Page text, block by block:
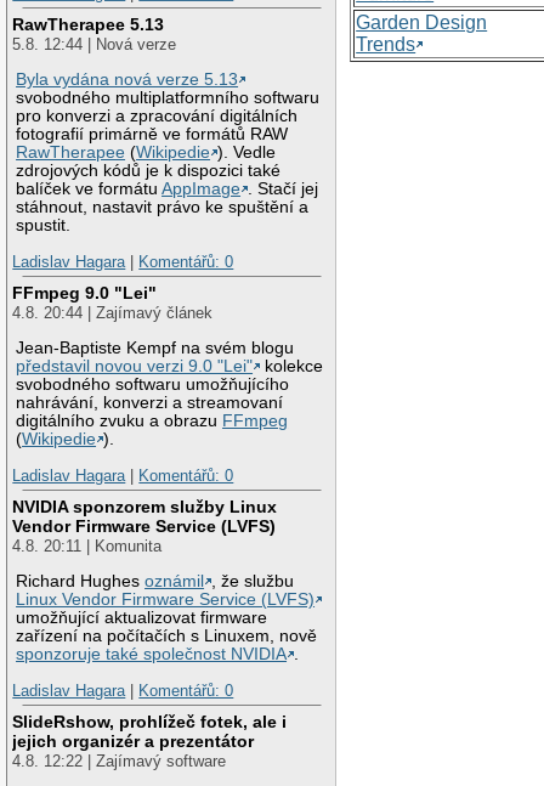
RawTherapee 5.13
5.8. 12:44 | Nová verze
Byla vydána nová verze 5.13
svobodného multiplatformního softwaru
pro konverzi a zpracování digitálních
fotografií primárně ve formátů RAW
RawTherapee (Wikipedie ). Vedle
zdrojových kódů je k dispozici také
balíček ve formátuAppImage . Stačí jej
stáhnout, nastavit právo ke spuštění a
spustit.
Ladislav Hagara
Komentářů: 0
FFmpeg 9.0 "Lei"
4.8. 20:44 | Zajímavý článek
Jean-Baptiste Kempf na svém blogu
představil novou verzi 9.0 "Lei"
kolekce
svobodného softwaru umožňujícího
nahrávání, konverzi a streamovaní
digitálního zvuku a obrazu FFmpeg
(Wikipedie ).
Ladislav Hagara
Komentářů: 0
NVIDIA sponzorem služby Linux
Vendor Firmware Service (LVFS)
4.8. 20:11 | Komunita
Richard Hughesoznámil
, že službu
Linux Vendor Firmware Service (LVFS)
umožňující aktualizovat firmware
zařízení na počítačích s Linuxem, nově
sponzoruje také společnost NVIDIA .
Ladislav Hagara | Komentářů: 0
SlideRshow, prohlížeč fotek, ale i
jejich organizér a prezentátor
4.8. 12:22 | Zajímavý software
Garden Design
Trends